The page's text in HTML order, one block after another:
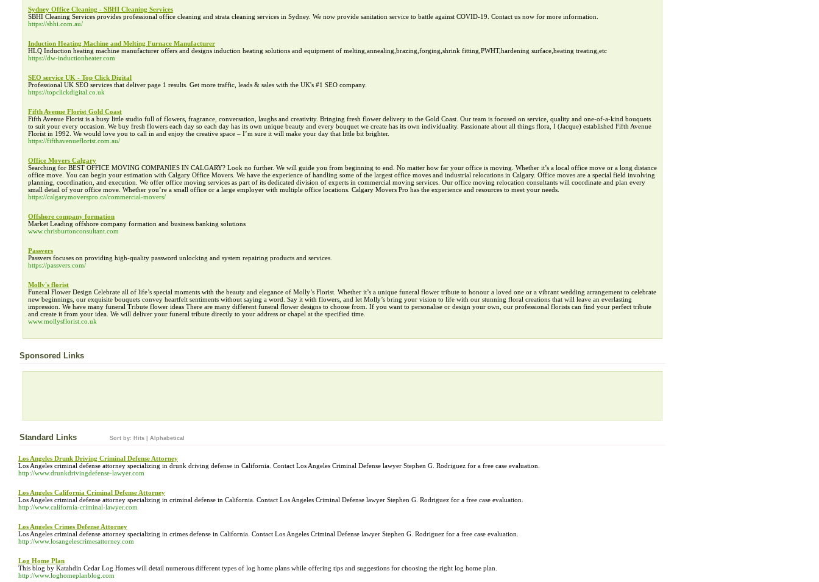
Sydney Office Cleaning - SBHI Cleaning Services
SBHI Cleaning Services provides professional office cleaning and strata cleaning services in Sydney. We now provide sanitation service to battle against COVID-19. Contact us now for more information.
https://sbhi.com.au/
Induction Heating Machine and Melting Furnace Manufacturer
HLQ Induction heating machine manufacturer offers and designs induction heating solutions and equipment of melting,annealing,brazing,forging,shrink fitting,PWHT,hardening surface,heating treating,etc
https://dw-inductionheater.com
SEO service UK - Top Click Digital
Professional UK SEO services that deliver page 1 results. Get more traffic, leads & sales with the UK's #1 SEO company.
https://topclickdigital.co.uk
Fifth Avenue Florist Gold Coast
Fifth Avenue Florist is a busy little studio full of flowers, fragrance, conversation, laughs and creativity. Bringing fresh flower delivery to the Gold Coast. Our team is focused on service, quality and one-of-a-kind bouquets
to suit your every occasion. We buy fresh flowers each day so each day has its own unique beauty and every bouquet we create has its own individuality. Passionate about all things flora, I (Jacque) established Fifth Avenue
Florist in 1992. We would love you to call in and enjoy the creative space – I’m sure it will make your day that little bit brighter.
https://fifthavenueflorist.com.au/
Office Movers Calgary
Searching for BEST OFFICE MOVING COMPANIES IN CALGARY? Look no further. We will guide you from beginning to end. No matter how far your office is moving. Whether it’s a local office move or a long distance
office move. You can begin your estimation with Calgary Office Movers. We have the experience of handling some of the largest office moves and industrial relocations in Calgary. Office moves are a special field involving
planning, coordination, and execution. We offer office moving services as part of its dedicated division of experts in commercial moving services. Our office moving relocation consultants will coordinate and plan every
small detail of your office move. Whether you’re a small office or a large employer with multiple office locations. Calgary Movers Pro has the experience and resources to meet your needs.
https://calgarymoverspro.ca/commercial-movers/
Offshore company formation
Market Leading offshore company formation and business banking solutions
www.chrisburtonconsultant.com
Passvers
Passvers focuses on providing high-quality password unlocking and system repairing products and services.
https://passvers.com/
Molly's florist
Funeral Flower Design Celebrate all of life’s special moments with the beauty and elegance of Molly’s Florist. Whether it’s a unique funeral flower tribute to honour a loved one or a vibrant wedding arrangement to celebrate
new beginnings, our exquisite bouquets convey heartfelt sentiments without saying a word. Say it with flowers, and let Molly’s bring your vision to life with our stunning floral creations that will leave an everlasting
impression. We have many funeral Tribute flower ideas There are many different funeral flower designs to choose from. If you want to personalise or design your own, our professional florists can find your perfect tribute
and create it from your idea. We will deliver your funeral tribute directly to your address or chapel at the specified time.
www.mollysflorist.co.uk
Sponsored Links
Standard Links Sort by: Hits Alphabetical
Los Angeles Drunk Driving Criminal Defense Attorney
Los Angeles criminal defense attorney specializing in drunk driving defense in California. Contact Los Angeles Criminal Defense lawyer Stephen G. Rodriguez for a free case evaluation.
http://www.drunkdrivingdefense-lawyer.com
Los Angeles California Criminal Defense Attorney
Los Angeles criminal defense attorney specializing in criminal defense in California. Contact Los Angeles Criminal Defense lawyer Stephen G. Rodriguez for a free case evaluation.
http://www.california-criminal-lawyer.com
Los Angeles Crimes Defense Attorney
Los Angeles criminal defense attorney specializing in crimes defense in California. Contact Los Angeles Criminal Defense lawyer Stephen G. Rodriguez for a free case evaluation.
http://www.losangelescrimesattorney.com
Log Home Plan
This blog by Katahdin Cedar Log Homes will detail numerous different types of log home plans while offering tips and suggestions for choosing the right log home plan.
http://www.loghomeplanblog.com